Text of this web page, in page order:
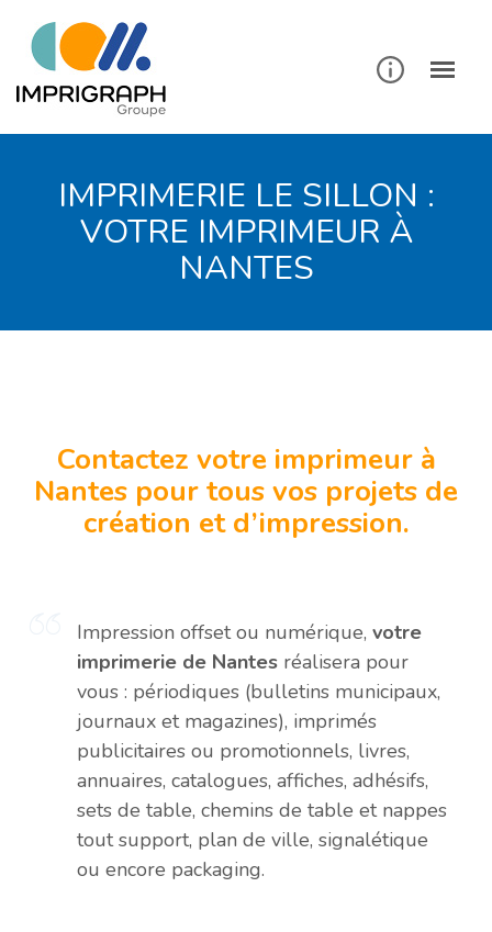
IMPRIMERIE LE SILLON :
VOTRE IMPRIMEUR À
NANTES
Contactez votre imprimeur à
Nantes pour tous vos projets de
création et d’impression.
Impression offset ou numérique, votre
imprimerie de Nantes réalisera pour
vous : périodiques (bulletins municipaux,
journaux et magazines), imprimés
publicitaires ou promotionnels, livres,
annuaires, catalogues, affiches, adhésifs,
sets de table, chemins de table et nappes
tout support, plan de ville, signalétique
ou encore packaging.